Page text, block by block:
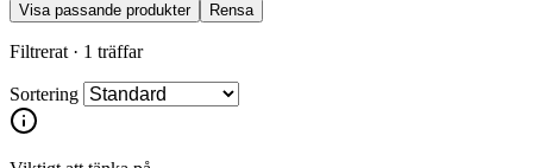
Visa passande produkter Rensa
Filtrerat · 1 träffar
Sortering